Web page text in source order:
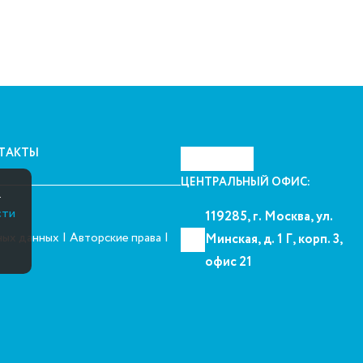
данных | Авторские права |
ЦЕНТРАЛЬНЫЙ ОФИС:
119285, г. Москва, ул.
Минская, д. 1 Г, корп. 3,
офис 21